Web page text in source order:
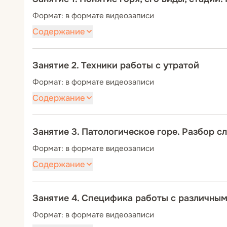
Формат: в формате видеозаписи
Содержание
Определение понятие «горе». Виды утрат,
подходы к переживанию утраты. Стадия
высказывания: что не следует говорить
горем по Н. Кассему. Рекомендованная
Занятие 2. Техники работы с утратой
Формат: в формате видеозаписи
Содержание
Заземление клиента: упражнение «Объятия
порядок и правила написания. Техники
Специфика применения метафорических
клиентом, переживающим нормальное
Занятие 3. Патологическое горе. Разбор
Формат: в формате видеозаписи
Содержание
Формы патологического (осложненного)
неожиданное горе, отставленное горе,
отрицания: установка на встречу, иллюзия
Занятие 4. Специфика работы с
Формат: в формате видеозаписи